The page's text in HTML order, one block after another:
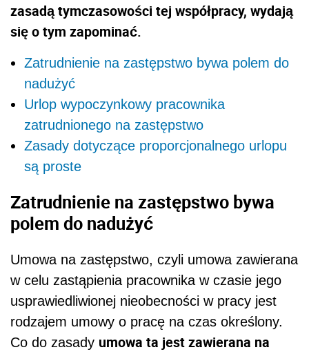
zasadą tymczasowości tej współpracy, wydają
się o tym zapominać.
Zatrudnienie na zastępstwo bywa polem do
nadużyć
Urlop wypoczynkowy pracownika
zatrudnionego na zastępstwo
Zasady dotyczące proporcjonalnego urlopu
są proste
Zatrudnienie na zastępstwo bywa
polem do nadużyć
Umowa na zastępstwo, czyli umowa zawierana
w celu zastąpienia pracownika w czasie jego
usprawiedliwionej nieobecności w pracy jest
rodzajem umowy o pracę na czas określony.
Co do zasady umowa ta jest zawierana na